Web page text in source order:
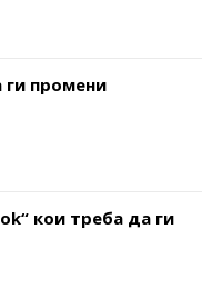
ги промени
кои треба да ги